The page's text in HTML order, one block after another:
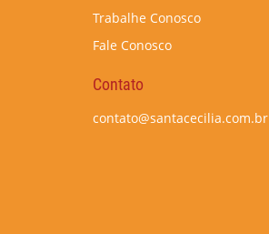
Trabalhe Conosco
Fale Conosco
Contato
contato@santacecilia.com.br